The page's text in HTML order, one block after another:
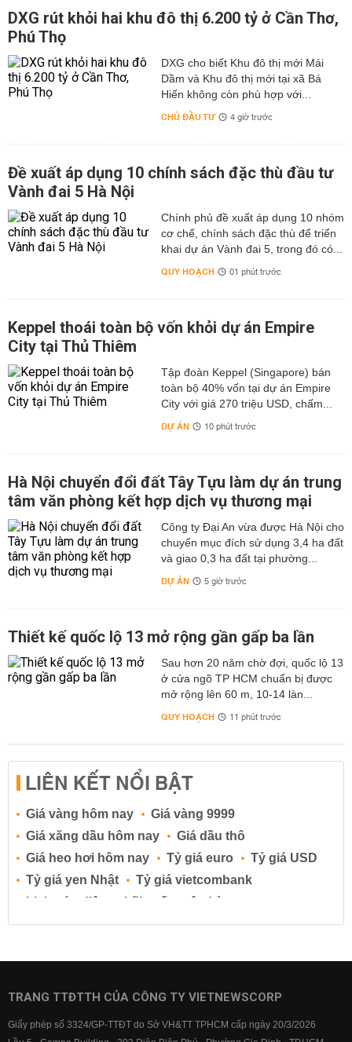
DXG rút khỏi hai khu đô thị 6.200 tỷ ở Cần Thơ,
Phú Thọ
DXG cho biết Khu đô thị mới Mái
Dầm và Khu đô thị mới tại xã Bá
Hiến không còn phù hợp với...
CHỦ ĐẦU TƯ 4 giờ trước
Đề xuất áp dụng 10 chính sách đặc thù đầu tư
Vành đai 5 Hà Nội
Chính phủ đề xuất áp dụng 10 nhóm
cơ chế, chính sách đặc thù để triển
khai dự án Vành đai 5, trong đó có...
QUY HOẠCH 01 phút trước
Keppel thoái toàn bộ vốn khỏi dự án Empire
City tại Thủ Thiêm
Tập đoàn Keppel (Singapore) bán
toàn bộ 40% vốn tại dự án Empire
City với giá 270 triệu USD, chấm...
DỰ ÁN 10 phút trước
Hà Nội chuyển đổi đất Tây Tựu làm dự án trung
tâm văn phòng kết hợp dịch vụ thương mại
Công ty Đại An vừa được Hà Nội cho
chuyển mục đích sử dụng 3,4 ha đất
và giao 0,3 ha đất tại phường...
DỰ ÁN 5 giờ trước
Thiết kế quốc lộ 13 mở rộng gần gấp ba lần
Sau hơn 20 năm chờ đợi, quốc lộ 13
ở cửa ngõ TP HCM chuẩn bị được
mở rộng lên 60 m, 10-14 làn...
QUY HOẠCH 11 phút trước
LIÊN KẾT NỔI BẬT
Giá vàng hôm nay
Giá vàng 9999
Giá xăng dầu hôm nay
Giá dầu thô
Giá heo hơi hôm nay
Tỷ giá euro
Tỷ giá USD
Tỷ giá yen Nhật
Tỷ giá vietcombank
Lịch cúp điện
Lãi suất ngân hàng
Lãi suất tiết kiệm
Lãi suất tiền gửi
Lãi suất ngân hàng BIDV
Lãi suất ngân hàng Vietcombank
TRANG TTĐTTH CỦA CÔNG TY VIETNEWSCORP
Giấy phép số 3324/GP-TTĐT do Sở VH&TT TPHCM cấp ngày 20/3/2026